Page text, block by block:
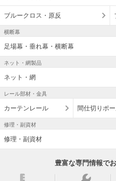
ブルークロス・原反
横断幕
足場幕・垂れ幕・横断幕
ネット・網製品
ネット・網
レール部材・金具
カーテンレール 間仕切りポ
修理・副資材
修理・副資材
豊富な専門情報で